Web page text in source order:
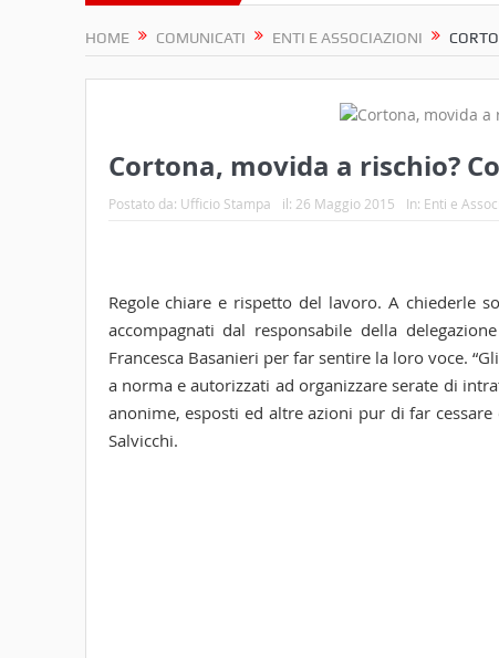
HOME COMUNICATI ENTI E ASSOCIAZIONI
Cortona, movida a rischio?
Postato da: Ufficio Stampa il: 26 Maggio 2015 In: Enti e
Regole chiare e rispetto del lavoro. A chiederle
accompagnati dal responsabile della
Francesca Basanieri per far sentire la loro voce.
a norma e autorizzati ad organizzare serate di
anonime, esposti ed altre azioni pur di far
Salvicchi.